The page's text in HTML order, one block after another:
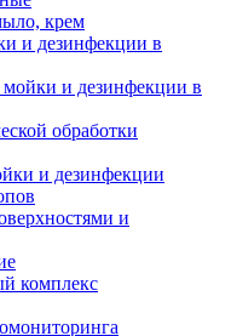
крем
и дезинфекции в
мойки и дезинфекции в
обработки
и дезинфекции
и
комплекс